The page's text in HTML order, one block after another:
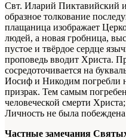
Свт. Иларий Пиктавийский
образное толкование
плащаница изображает
людей, а новая гробница,
пустое и твёрдое сердце
проповедь вводит Христа.
сосредоточивается на
Иосиф и Никодим погребли
призрак. Тем самым
человеческой смерти
Личность не была
Частные замечания